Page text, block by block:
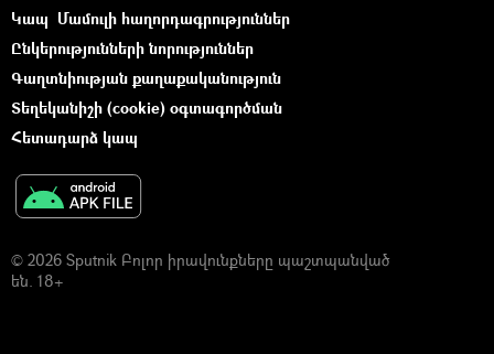
Կապ Մամուլի հաղորդագրություններ
Ընկերությունների նորություններ
Գաղտնիության քաղաքականություն
Տեղեկանիշի (cookie) օգտագործման
Հետադարձ կապ
© 2026 Sputnik Բոլոր իրավունքները պաշտպանված
են. 18+